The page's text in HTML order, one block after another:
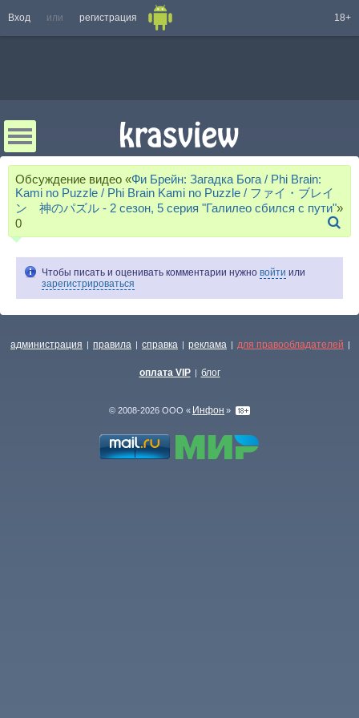
Вход или регистрация 18+
Обсуждение видео «Фи Брейн: Загадка Бога / Phi Brain:
Kami no Puzzle / Phi Brain Kami no Puzzle / ファイ・ブレイ
ン 神のパズル - 2 сезон, 5 серия "Галилео сбился с пути"»
0
Чтобы писать и оценивать комментарии нужно войти или
зарегистрироваться
администрация | правила | справка | реклама | для правообладателей |
оплата VIP | блог
© 2008-2026 ООО « Инфон »